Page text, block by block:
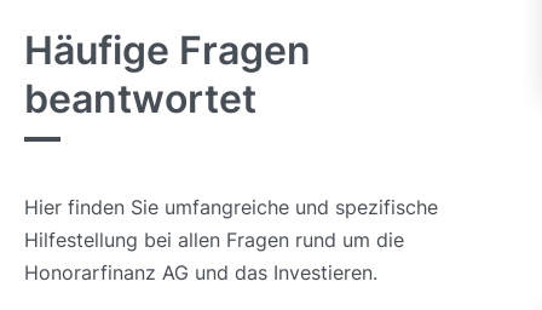
Häufige Fragen
beantwortet
Hier finden Sie umfangreiche und spezifische
Hilfestellung bei allen Fragen rund um die
Honorarfinanz AG und das Investieren.